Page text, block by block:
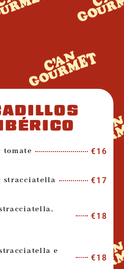
tomate €16
stracciatella €17
€18
e
€18